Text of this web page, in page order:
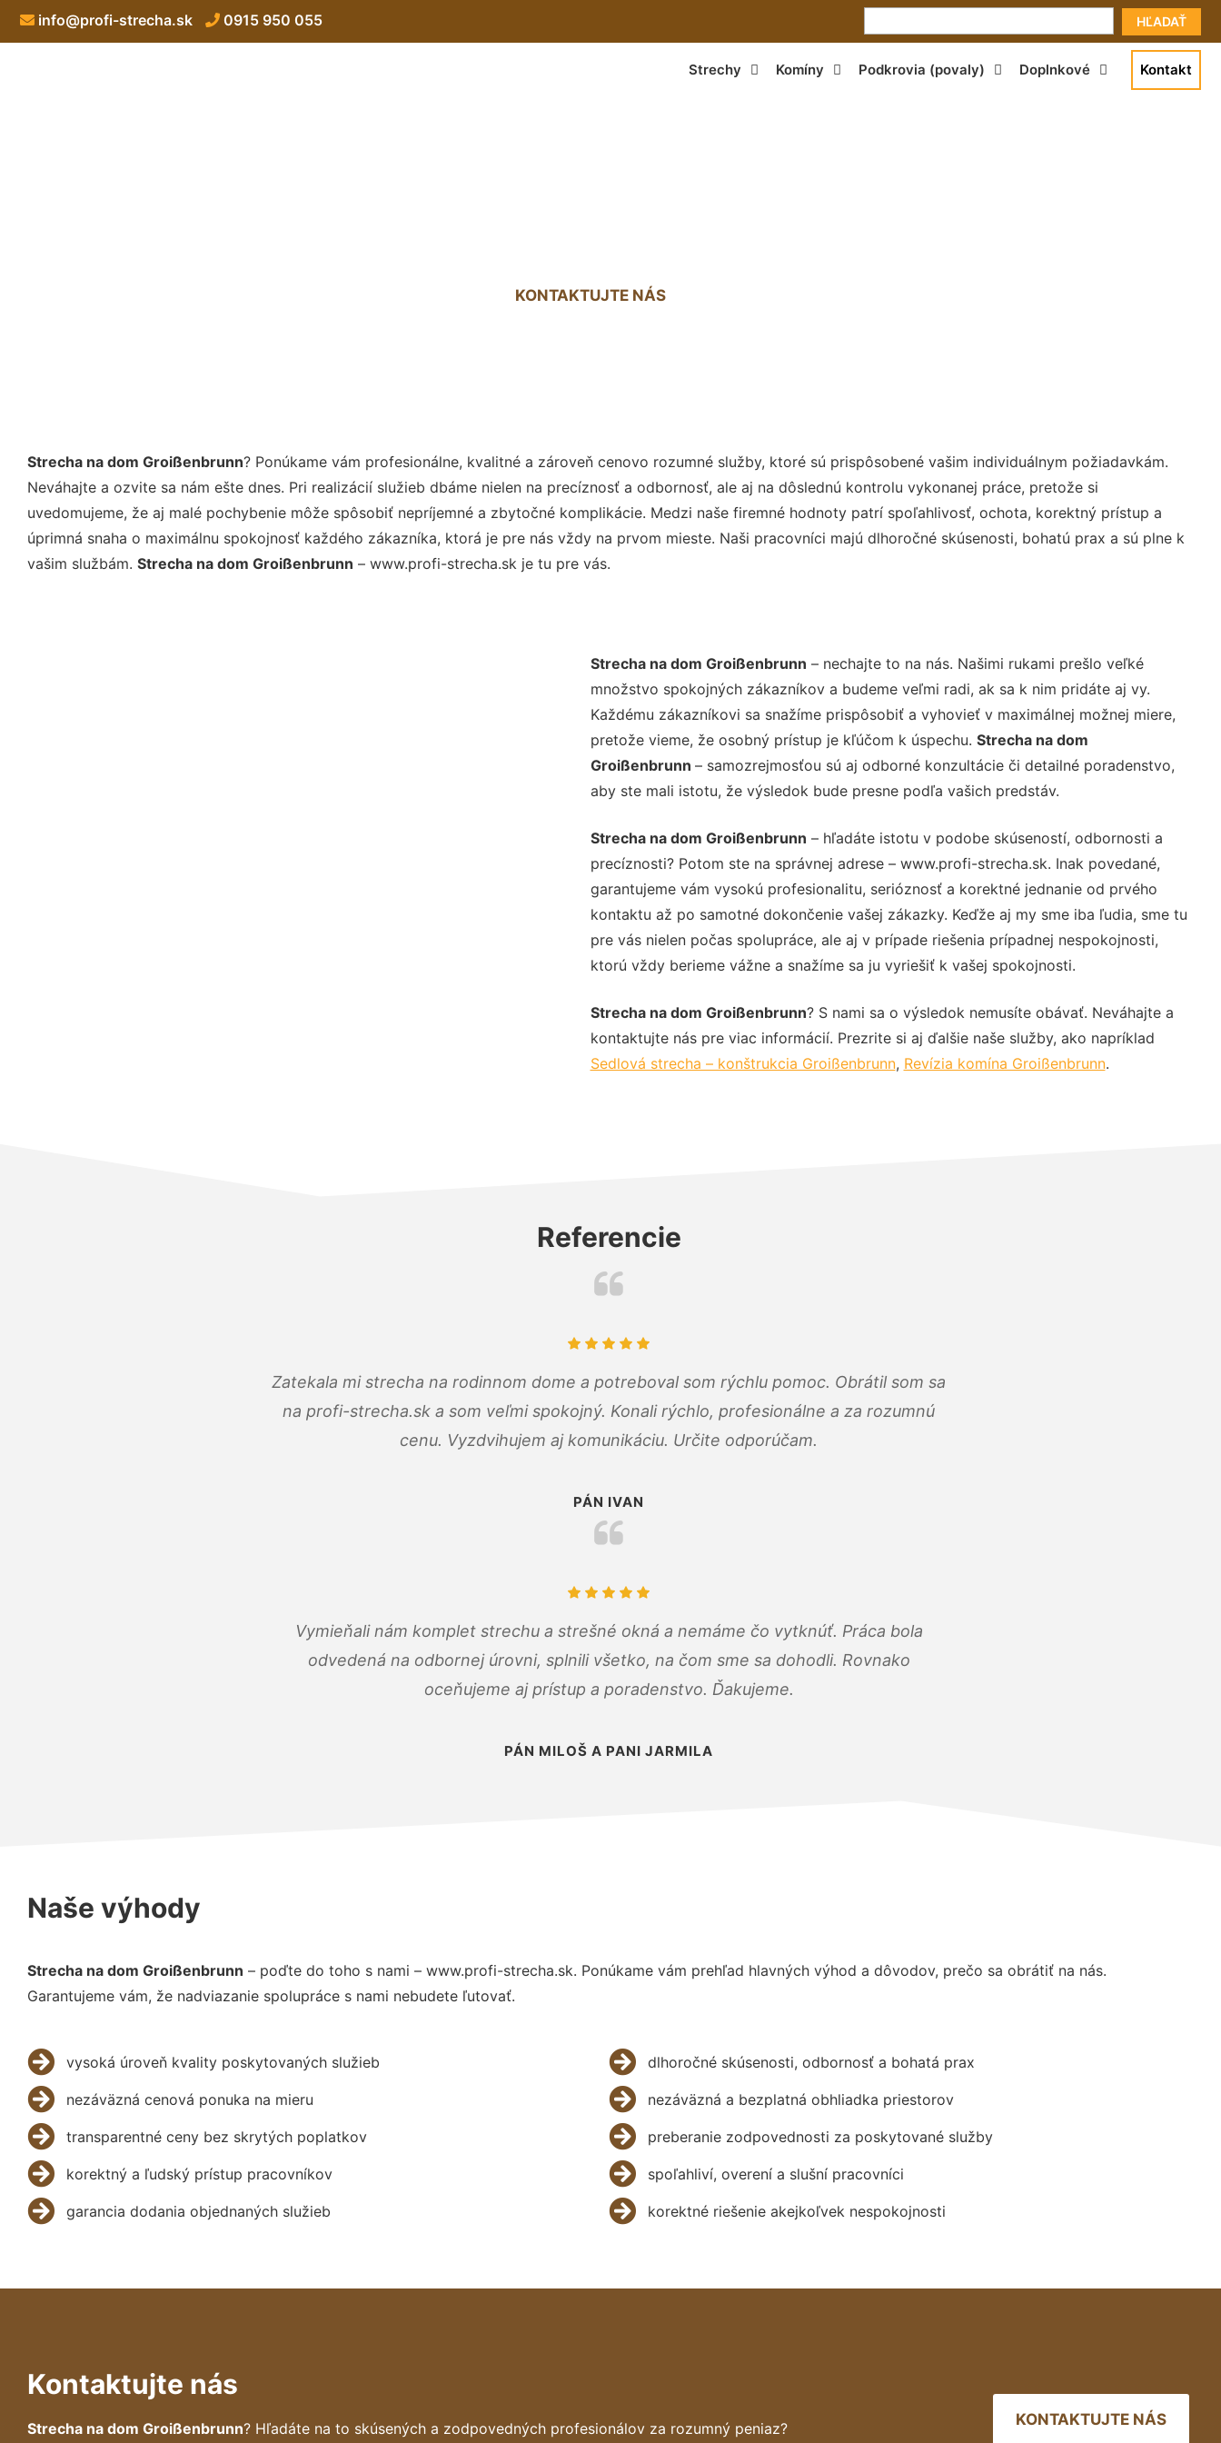
HĽADAŤ
info@profi-strecha.sk 0915 950 055
Strechy Komíny Podkrovia (povaly) Doplnkové Kontakt
KONTAKTUJTE NÁS
Strecha na dom Groißenbrunn? Ponúkame vám profesionálne, kvalitné a zároveň cenovo rozumné služby, ktoré sú prispôsobené vašim individuálnym požiadavkám.
Neváhajte a ozvite sa nám ešte dnes. Pri realizácií služieb dbáme nielen na precíznosť a odbornosť, ale aj na dôslednú kontrolu vykonanej práce, pretože si
uvedomujeme, že aj malé pochybenie môže spôsobiť nepríjemné a zbytočné komplikácie. Medzi naše firemné hodnoty patrí spoľahlivosť, ochota, korektný prístup a
úprimná snaha o maximálnu spokojnosť každého zákazníka, ktorá je pre nás vždy na prvom mieste. Naši pracovníci majú dlhoročné skúsenosti, bohatú prax a sú plne k
vašim službám. Strecha na dom Groißenbrunn – www.profi-strecha.sk je tu pre vás.
Strecha na dom Groißenbrunn – nechajte to na nás. Našimi rukami prešlo veľké
množstvo spokojných zákazníkov a budeme veľmi radi, ak sa k nim pridáte aj vy.
Každému zákazníkovi sa snažíme prispôsobiť a vyhovieť v maximálnej možnej miere,
pretože vieme, že osobný prístup je kľúčom k úspechu. Strecha na dom
Groißenbrunn – samozrejmosťou sú aj odborné konzultácie či detailné poradenstvo,
aby ste mali istotu, že výsledok bude presne podľa vašich predstáv.
Strecha na dom Groißenbrunn – hľadáte istotu v podobe skúseností, odbornosti a
precíznosti? Potom ste na správnej adrese – www.profi-strecha.sk. Inak povedané,
garantujeme vám vysokú profesionalitu, serióznosť a korektné jednanie od prvého
kontaktu až po samotné dokončenie vašej zákazky. Keďže aj my sme iba ľudia, sme tu
pre vás nielen počas spolupráce, ale aj v prípade riešenia prípadnej nespokojnosti,
ktorú vždy berieme vážne a snažíme sa ju vyriešiť k vašej spokojnosti.
Strecha na dom Groißenbrunn? S nami sa o výsledok nemusíte obávať. Neváhajte a
kontaktujte nás pre viac informácií. Prezrite si aj ďalšie naše služby, ako napríklad
Sedlová strecha – konštrukcia Groißenbrunn, Revízia komína Groißenbrunn.
Referencie
Zatekala mi strecha na rodinnom dome a potreboval som rýchlu pomoc. Obrátil som sa
na profi-strecha.sk a som veľmi spokojný. Konali rýchlo, profesionálne a za rozumnú
cenu. Vyzdvihujem aj komunikáciu. Určite odporúčam.
PÁN IVAN
Vymieňali nám komplet strechu a strešné okná a nemáme čo vytknúť. Práca bola
odvedená na odbornej úrovni, splnili všetko, na čom sme sa dohodli. Rovnako
oceňujeme aj prístup a poradenstvo. Ďakujeme.
PÁN MILOŠ A PANI JARMILA
Naše výhody
Strecha na dom Groißenbrunn – poďte do toho s nami – www.profi-strecha.sk. Ponúkame vám prehľad hlavných výhod a dôvodov, prečo sa obrátiť na nás.
Garantujeme vám, že nadviazanie spolupráce s nami nebudete ľutovať.
vysoká úroveň kvality poskytovaných služieb
nezáväzná cenová ponuka na mieru
transparentné ceny bez skrytých poplatkov
korektný a ľudský prístup pracovníkov
garancia dodania objednaných služieb
dlhoročné skúsenosti, odbornosť a bohatá prax
nezáväzná a bezplatná obhliadka priestorov
preberanie zodpovednosti za poskytované služby
spoľahliví, overení a slušní pracovníci
korektné riešenie akejkoľvek nespokojnosti
Kontaktujte nás
Strecha na dom Groißenbrunn? Hľadáte na to skúsených a zodpovedných profesionálov za rozumný peniaz? KONTAKTUJTE NÁS